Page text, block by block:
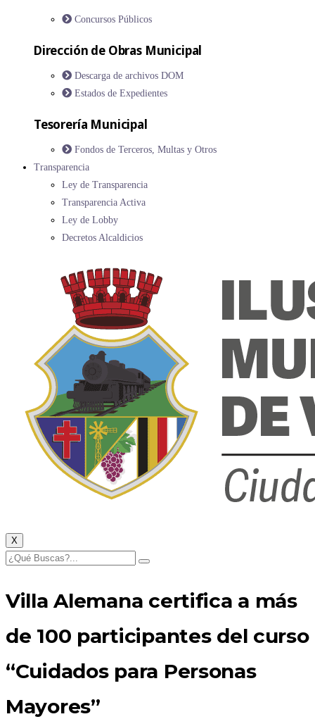
Concursos Públicos
Dirección de Obras Municipal
Descarga de archivos DOM
Estados de Expedientes
Tesorería Municipal
Fondos de Terceros, Multas y Otros
Transparencia
Ley de Transparencia
Transparencia Activa
Ley de Lobby
Decretos Alcaldicios
X
Villa Alemana certifica a más
de 100 participantes del curso
“Cuidados para Personas
Mayores”